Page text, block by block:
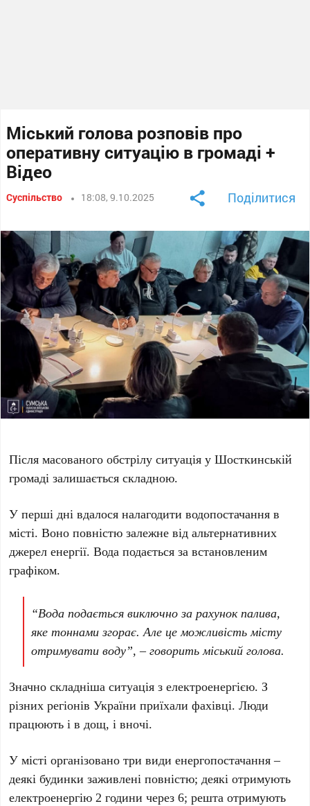
Міський голова розповів про
оперативну ситуацію в громаді +
Відео
Суспільство 18:08, 9.10.2025 Поділитися
Після масованого обстрілу ситуація у Шосткинській
громаді залишається складною.
У перші дні вдалося налагодити водопостачання в
місті. Воно повністю залежне від альтернативних
джерел енергії. Вода подається за встановленим
графіком.
“Вода подається виключно за рахунок палива,
яке тоннами згорає. Але це можливість місту
отримувати воду”, – говорить міський голова.
Значно складніша ситуація з електроенергією. З
різних регіонів України приїхали фахівці. Люди
працюють і в дощ, і вночі.
У місті організовано три види енергопостачання –
деякі будинки заживлені повністю; деякі отримують
електроенергію 2 години через 6; решта отримують